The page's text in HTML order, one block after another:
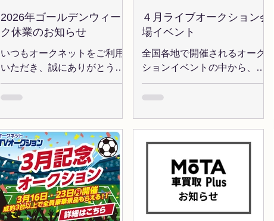
ールディーラー協賛記念」 ◆
本件に関するお問い合わせ
ヘルプデスク(9:30～18:00)
TEL：03-6440-2240
当日に向けていつも以上に良
質な出品車両が集まりますの
で、皆様のご参加をお待ちし
ております！ <NOAA会場> オ
(月)11:00～ 会場：大阪市此花
×「システム」のいいとこどり
【大阪みやげの新定番「大阪
花ラング」3個入り】 サクサ
クふわふわ お花のカタチのラ
2026年ゴールデンウィー
ク休業のお知らせ
いつもオークネットをご利用
いただき、誠にありがとうご
ざいます。 誠に勝手ながら、
下記の期間は休業とさせてい
ン 5/4（月）は休催とさせてい
ただきます。 第2092回
5/11（月） の出品締切は
5/8（金）、追加出品締切は
5/9（土）18:00です。 ◆共有
在庫市場 休業期間中も
４月ライブオークション会
場イベント
全国各地で開催されるオーク
ションイベントの中から、４
月のおすすめイベントを厳
選！ 気になる会場をぜひチェ
イブオークションで対象会場
の車両をご落札いただくと、
スタンプを獲得できます。獲
得したスタンプ数に応じて、